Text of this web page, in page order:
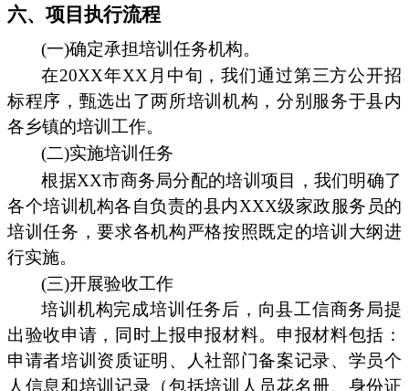
六、项目执行流程
(一)确定承担培训任务机构。
在20XX年XX月中旬，我们通过第三方公开招
标程序，甄选出了两所培训机构，分别服务于县内
各乡镇的培训工作。
(二)实施培训任务
根据XX市商务局分配的培训项目，我们明确了
各个培训机构各自负责的县内XXX级家政服务员的
培训任务，要求各机构严格按照既定的培训大纲进
行实施。
(三)开展验收工作
培训机构完成培训任务后，向县工信商务局提
出验收申请，同时上报申报材料。申报材料包括：
申请者培训资质证明、人社部门备案记录、学员个
人信息和培训记录（包括培训人员花名册、身份证